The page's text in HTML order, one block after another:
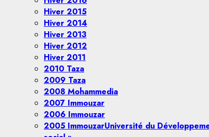
Hiver 2015
Hiver 2014
Hiver 2013
Hiver 2012
Hiver 2011
2010 Taza
2009 Taza
2008 Mohammedia
2007 Immouzar
2006 Immouzar
2005 ImmouzarUniversité du